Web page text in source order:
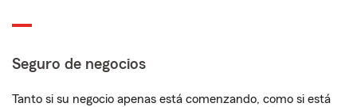
Seguro de negocios
Tanto si su negocio apenas está comenzando, como si está